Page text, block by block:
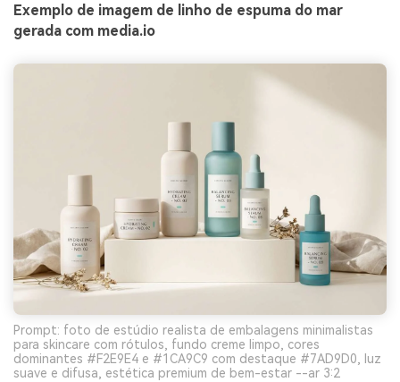
Exemplo de imagem de linho de espuma do mar
gerada com media.io
Prompt: foto de estúdio realista de embalagens minimalistas
para skincare com rótulos, fundo creme limpo, cores
dominantes #F2E9E4 e #1CA9C9 com destaque #7AD9D0, luz
suave e difusa, estética premium de bem-estar --ar 3:2